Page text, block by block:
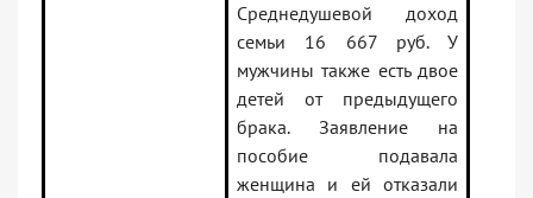
Среднедушевой доход
семьи 16 667 руб. У
мужчины также есть двое
детей от предыдущего
брака. Заявление на
пособие подавала
женщина и ей отказали